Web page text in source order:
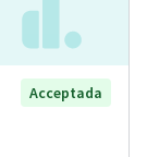
Acceptada